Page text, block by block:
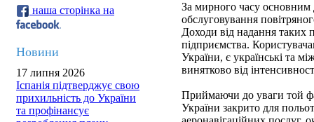
наша сторінка на
Новини
17 липня 2026
Іспанія підтверджує свою
прихильність до України
та профінансує
За мирного часу основним
обслуговування
Доходи від надання таких
підприємства.
України, є українські та
винятково від
Приймаючи до уваги той
України закрито для